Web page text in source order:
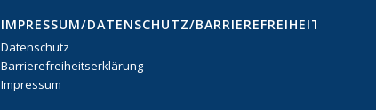
IMPRESSUM/DATENSCHUTZ/
Datenschutz
Barrierefreiheitserklärung
Impressum